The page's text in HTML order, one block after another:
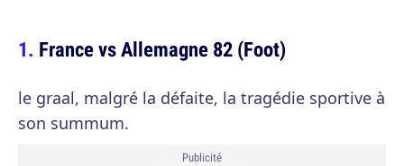
France vs Allemagne 82 (Foot)
le graal, malgré la défaite, la tragédie sportive à
son summum.
Publicité